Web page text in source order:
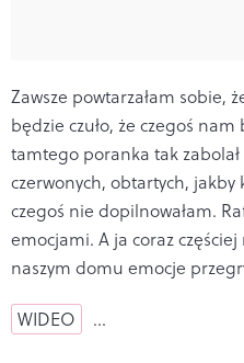
Zawsze powtarzałam sobie,
będzie czuło, że czegoś
tamtego poranka tak
czerwonych, obtartych, jakby
czegoś nie dopilnowałam.
emocjami. A ja coraz
naszym domu emocje
WIDEO …